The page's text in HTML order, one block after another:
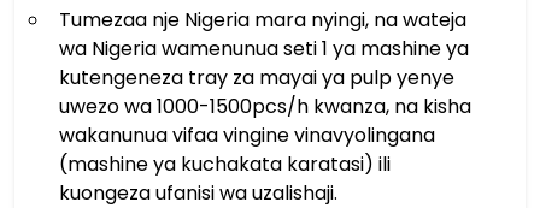
Tumezaa nje Nigeria mara nyingi, na wateja
wa Nigeria wamenunua seti 1 ya mashine ya
kutengeneza tray za mayai ya pulp yenye
uwezo wa 1000-1500pcs/h kwanza, na kisha
wakanunua vifaa vingine vinavyolingana
(mashine ya kuchakata karatasi) ili
kuongeza ufanisi wa uzalishaji.